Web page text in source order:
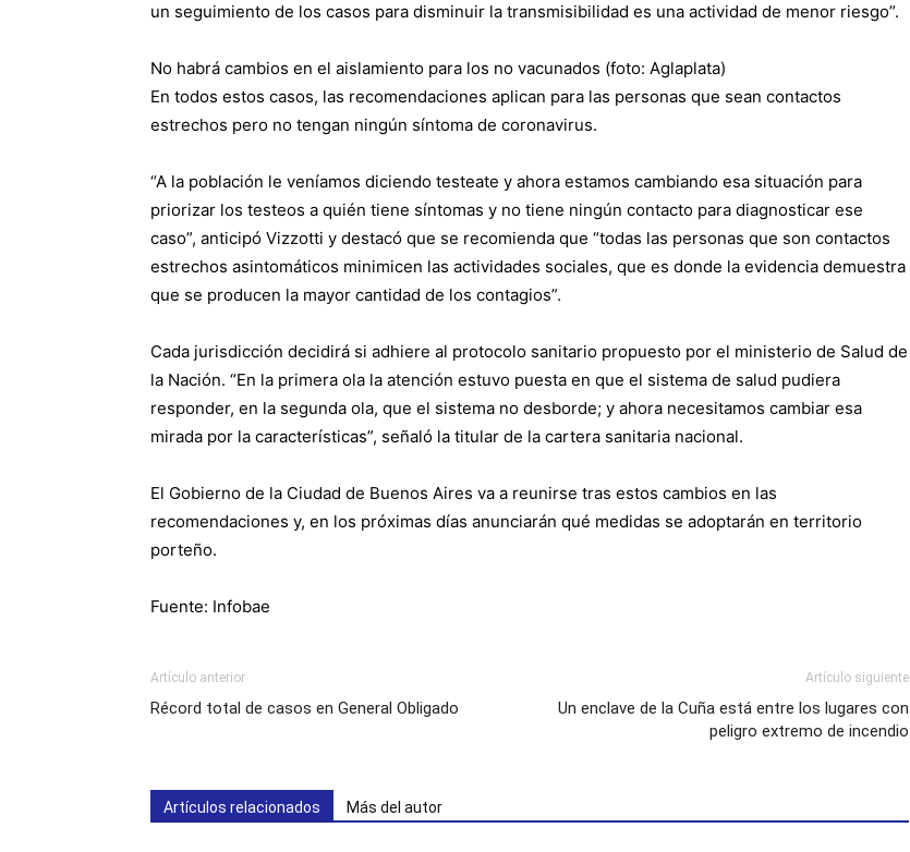
un seguimiento de los casos para disminuir la transmisibilidad es una actividad de menor riesgo”.
No habrá cambios en el aislamiento para los no vacunados (foto: Aglaplata)
En todos estos casos, las recomendaciones aplican para las personas que sean contactos
estrechos pero no tengan ningún síntoma de coronavirus.
“A la población le veníamos diciendo testeate y ahora estamos cambiando esa situación para
priorizar los testeos a quién tiene síntomas y no tiene ningún contacto para diagnosticar ese
caso”, anticipó Vizzotti y destacó que se recomienda que “todas las personas que son contactos
estrechos asintomáticos minimicen las actividades sociales, que es donde la evidencia demuestra
que se producen la mayor cantidad de los contagios”.
Cada jurisdicción decidirá si adhiere al protocolo sanitario propuesto por el ministerio de Salud de
la Nación. “En la primera ola la atención estuvo puesta en que el sistema de salud pudiera
responder, en la segunda ola, que el sistema no desborde; y ahora necesitamos cambiar esa
mirada por la características”, señaló la titular de la cartera sanitaria nacional.
El Gobierno de la Ciudad de Buenos Aires va a reunirse tras estos cambios en las
recomendaciones y, en los próximas días anunciarán qué medidas se adoptarán en territorio
porteño.
Fuente: Infobae
Artículo anterior
Récord total de casos en General Obligado
Artículo siguiente
Un enclave de la Cuña está entre los lugares con
peligro extremo de incendio
Artículos relacionados Más del autor